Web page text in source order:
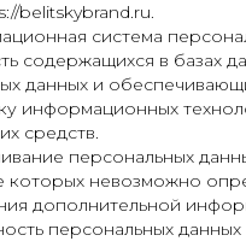
belitskybrand.ru.
система
содержащихся в базах
данных и
информационных
средств.
персональных
которых невозможно
дополнительной
персональных